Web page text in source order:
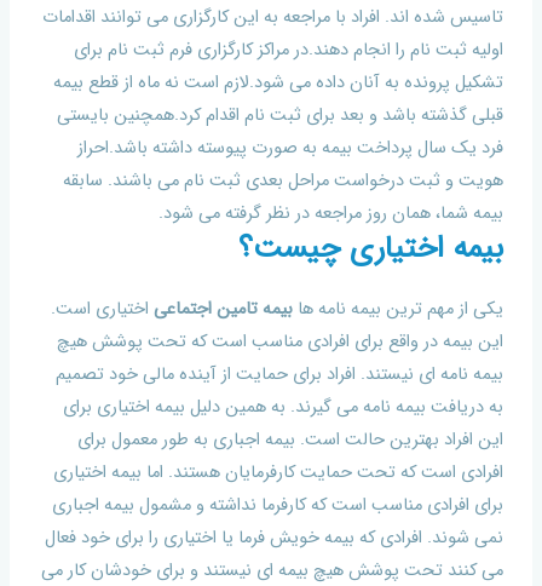
تاسیس شده اند. افراد با مراجعه به این کارگزاری می توانند اقدامات
اولیه ثبت نام را انجام دهند.در مراکز کارگزاری فرم ثبت نام برای
تشکیل پرونده به آنان داده می شود.لازم است نه ماه از قطع بیمه
قبلی گذشته باشد و بعد برای ثبت نام اقدام کرد.همچنین بایستی
فرد یک سال پرداخت بیمه به صورت پیوسته داشته باشد.احراز
هویت و ثبت درخواست مراحل بعدی ثبت نام می باشند. سابقه
بیمه شما، همان روز مراجعه در نظر گرفته می شود.
بیمه اختیاری چیست؟
یکی از مهم ترین بیمه نامه هابیمه تامین اجتماعی اختیاری است.
این بیمه در واقع برای افرادی مناسب است که تحت پوشش هیچ
بیمه نامه ای نیستند. افراد برای حمایت از آینده مالی خود تصمیم
به دریافت بیمه نامه می گیرند. به همین دلیل بیمه اختیاری برای
این افراد بهترین حالت است. بیمه اجباری به طور معمول برای
افرادی است که تحت حمایت کارفرمایان هستند. اما بیمه اختیاری
برای افرادی مناسب است که کارفرما نداشته و مشمول بیمه اجباری
نمی شوند. افرادی که بیمه خویش فرما یا اختیاری را برای خود فعال
می کنند تحت پوشش هیچ بیمه ای نیستند و برای خودشان کار می